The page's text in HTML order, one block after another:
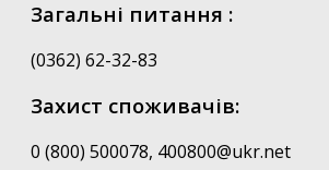
Загальні питання :
(0362) 62-32-83
Захист споживачів:
0 (800) 500078, 400800@ukr.net